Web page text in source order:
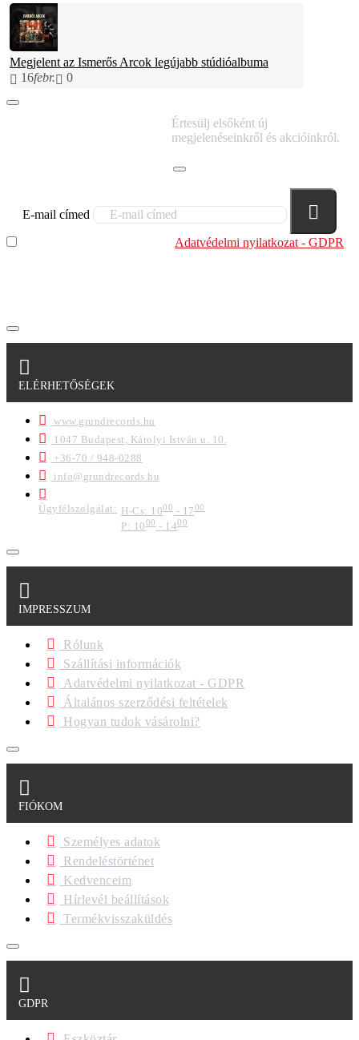
Megjelent az Ismerős Arcok legújabb stúdióalbuma
16febr. 0
Értesülj elsőként új
megjelenéseinkről és akcióinkról.
E-mail címed
Adatvédelmi nyilatkozat - GDPR
ELÉRHETŐSÉGEK
www.grundrecords.hu
1047 Budapest, Károlyi István u. 10.
+36-70 / 948-0288
info@grundrecords.hu
Ügyfélszolgálat: H-Cs: 1000 - 1700
P: 1000- 1400
IMPRESSZUM
Rólunk
Szállítási információk
Adatvédelmi nyilatkozat - GDPR
Általános szerződési feltételek
Hogyan tudok vásárolni?
FIÓKOM
Személyes adatok
Rendeléstörténet
Kedvenceim
Hírlevél beállítások
Termékvisszaküldés
GDPR